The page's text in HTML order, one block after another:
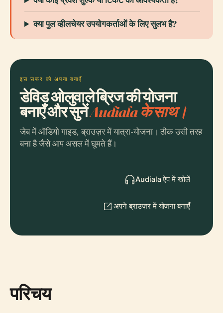
क्या पुल व्हीलचेयर उपयोगकर्ताओं के लिए सुलभ है?
इस सफर को अपना बनाएँ
डेविड ओलुवाले ब्रिज की योजना
बनाएँ और सुनेंAudiala के साथ।
जेब में ऑडियो गाइड, ब्राउज़र में यात्रा-योजना। ठीक उसी तरह
बना है जैसे आप असल में घूमते हैं।
Audiala ऐप में खोलें
अपने ब्राउज़र में योजना बनाएँ
परिचय